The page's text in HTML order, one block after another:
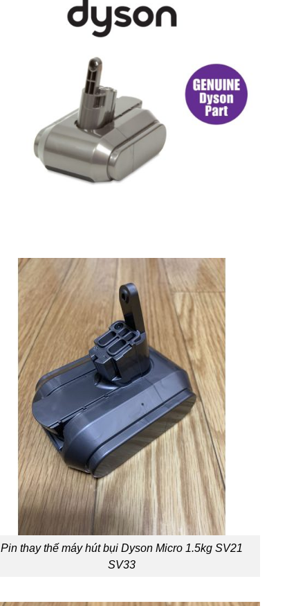
Pin thay thế máy hút bụi Dyson Micro 1.5kg SV21
SV33